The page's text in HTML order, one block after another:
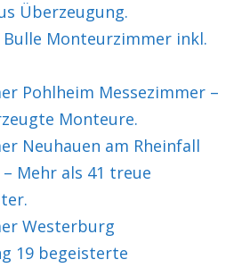
Überzeugung.
Bulle Monteurzimmer inkl.
Pohlheim Messezimmer –
Monteure.
Neuhauen am Rheinfall
Mehr als 41 treue
Westerburg
19 begeisterte